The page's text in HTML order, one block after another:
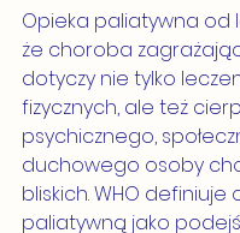
Opieka paliatywna od
że choroba
dotyczy nie tylko
fizycznych, ale też
psychicznego,
duchowego osoby
bliskich. WHO definiuje
paliatywną jako